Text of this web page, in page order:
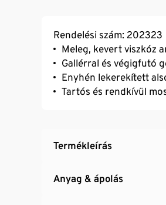
Rendelési szám: 202323
Meleg, kevert viszkóz
Gallérral és végigfutó
Enyhén lekerekített
Tartós és rendkívül
Termékleírás
Anyag & ápolás